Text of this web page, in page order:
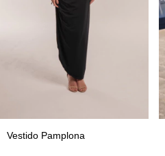
Vestido Pamplona